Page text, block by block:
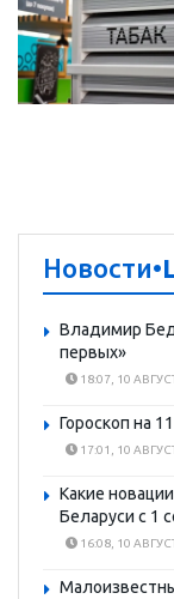
Новости
Владимир
первых»
18:07, 10
Гороскоп на
17:01, 10
Какие
Беларуси с 1
16:08, 10